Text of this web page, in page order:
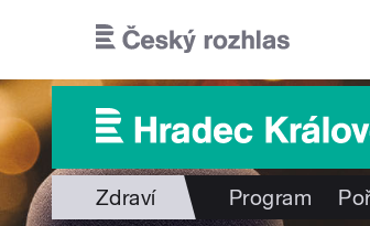
Zdraví Program